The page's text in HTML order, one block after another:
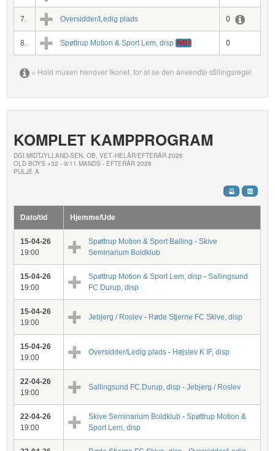
7. Oversidder/Ledig plads 0
8. Spøttrup Motion & Sport Lem, disp NB! 0
= Hold musen henover ikonet, for at se den anvendte stillingsregel
KOMPLET KAMPPROGRAM
DGI MIDTJYLLAND-SEN, OB, VET.-HELÅR/EFTERÅR 2026
OLD BOYS +32 - 9/11 MANDS - EFTERÅR 2026
PULJE A
Dato/tid Hjemme/Ude
15-04-26
19:00
Spøttrup Motion & Sport Balling -Skive
Seminarium Boldklub
15-04-26
19:00
Spøttrup Motion & Sport Lem, disp -Sallingsund
FC Durup, disp
15-04-26
19:00
Jebjerg / Roslev - Røde Stjerne FC Skive, disp
15-04-26
19:00
Oversidder/Ledig plads - Højslev K IF, disp
22-04-26
19:00
Sallingsund FC Durup, disp -Jebjerg / Roslev
22-04-26
19:00
Skive Seminarium Boldklub -Spøttrup Motion &
Sport Lem, disp